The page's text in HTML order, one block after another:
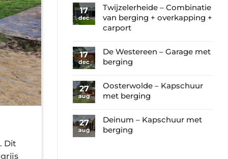
Dit
reacties
op
Tzummarum
tuinkamer
met
wanden
17
dec
Twijzelerheide – Combinatie
van berging + overkapping +
carport
reacties
op
Combinatie
van
+
overkapping
17
dec
De Westereen – Garage met
berging
reacties
op
Westereen
–
Garage
27
aug
Oosterwolde – Kapschuur
met berging
reacties
op
27
aug
Deinum – Kapschuur met
berging